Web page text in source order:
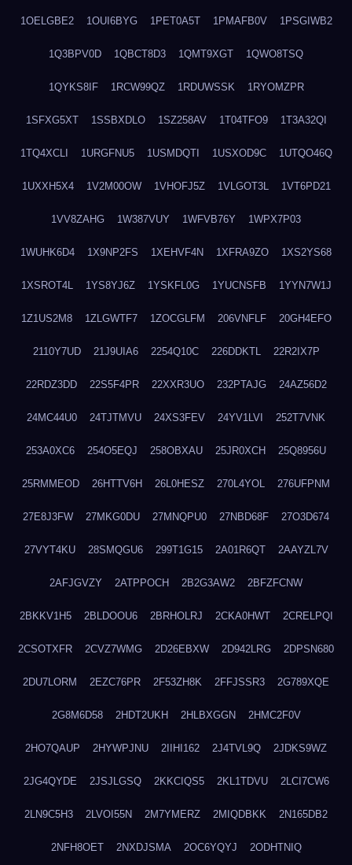
1OELGBE2 1OUI6BYG 1PET0A5T 1PMAFB0V 1PSGIWB2
1Q3BPV0D 1QBCT8D3 1QMT9XGT 1QWO8TSQ
1QYKS8IF 1RCW99QZ 1RDUWSSK 1RYOMZPR
1SFXG5XT 1SSBXDLO 1SZ258AV 1T04TFO9 1T3A32QI
1TQ4XCLI 1URGFNU5 1USMDQTI 1USXOD9C 1UTQO46Q
1UXXH5X4 1V2M00OW 1VHOFJ5Z 1VLGOT3L 1VT6PD21
1VV8ZAHG 1W387VUY 1WFVB76Y 1WPX7P03
1WUHK6D4 1X9NP2FS 1XEHVF4N 1XFRA9ZO 1XS2YS68
1XSROT4L 1YS8YJ6Z 1YSKFL0G 1YUCNSFB 1YYN7W1J
1Z1US2M8 1ZLGWTF7 1ZOCGLFM 206VNFLF 20GH4EFO
2110Y7UD 21J9UIA6 2254Q10C 226DDKTL 22R2IX7P
22RDZ3DD 22S5F4PR 22XXR3UO 232PTAJG 24AZ56D2
24MC44U0 24TJTMVU 24XS3FEV 24YV1LVI 252T7VNK
253A0XC6 254O5EQJ 258OBXAU 25JR0XCH 25Q8956U
25RMMEOD 26HTTV6H 26L0HESZ 270L4YOL 276UFPNM
27E8J3FW 27MKG0DU 27MNQPU0 27NBD68F 27O3D674
27VYT4KU 28SMQGU6 299T1G15 2A01R6QT 2AAYZL7V
2AFJGVZY 2ATPPOCH 2B2G3AW2 2BFZFCNW
2BKKV1H5 2BLDOOU6 2BRHOLRJ 2CKA0HWT 2CRELPQI
2CSOTXFR 2CVZ7WMG 2D26EBXW 2D942LRG 2DPSN680
2DU7LORM 2EZC76PR 2F53ZH8K 2FFJSSR3 2G789XQE
2G8M6D58 2HDT2UKH 2HLBXGGN 2HMC2F0V
2HO7QAUP 2HYWPJNU 2IIHI162 2J4TVL9Q 2JDKS9WZ
2JG4QYDE 2JSJLGSQ 2KKCIQS5 2KL1TDVU 2LCI7CW6
2LN9C5H3 2LVOI55N 2M7YMERZ 2MIQDBKK 2N165DB2
2NFH8OET 2NXDJSMA 2OC6YQYJ 2ODHTNIQ